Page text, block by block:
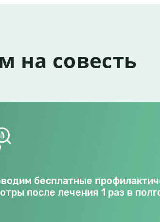
на совесть
бесплатные
после лечения 1 раз в